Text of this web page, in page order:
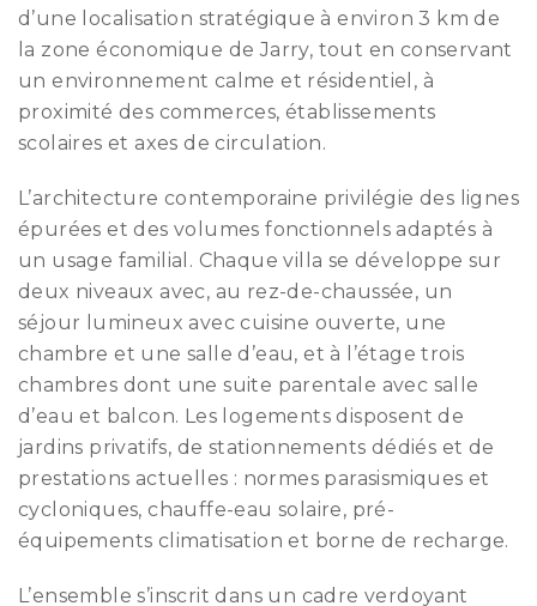
d’une localisation stratégique à environ 3 km de
la zone économique de Jarry, tout en conservant
un environnement calme et résidentiel, à
proximité des commerces, établissements
scolaires et axes de circulation.
L’architecture contemporaine privilégie des lignes
épurées et des volumes fonctionnels adaptés à
un usage familial. Chaque villa se développe sur
deux niveaux avec, au rez-de-chaussée, un
séjour lumineux avec cuisine ouverte, une
chambre et une salle d’eau, et à l’étage trois
chambres dont une suite parentale avec salle
d’eau et balcon. Les logements disposent de
jardins privatifs, de stationnements dédiés et de
prestations actuelles : normes parasismiques et
cycloniques, chauffe-eau solaire, pré-
équipements climatisation et borne de recharge.
L’ensemble s’inscrit dans un cadre verdoyant